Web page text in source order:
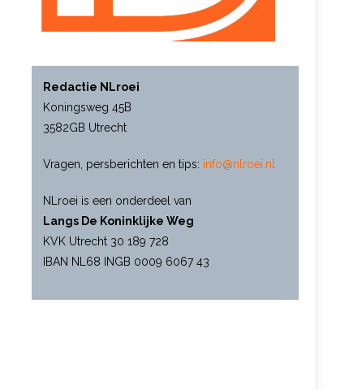
Redactie NLroei
Koningsweg 45B
3582GB Utrecht
Vragen, persberichten en tips: info@nlroei.nl
NLroei is een onderdeel van
Langs De Koninklijke Weg
KVK Utrecht 30 189 728
IBAN NL68 INGB 0009 6067 43